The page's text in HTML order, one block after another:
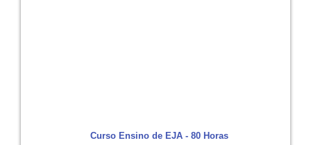
Curso Ensino de EJA - 80 Horas